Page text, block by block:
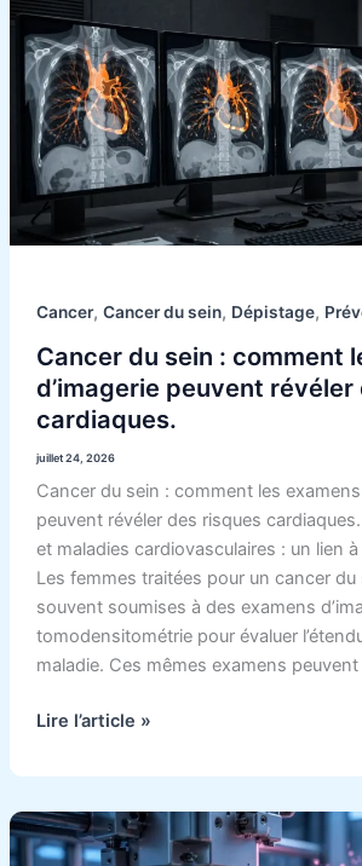
Cancer, Cancer du sein, Dépistage,
Cancer du sein : comment
d’imagerie peuvent
cardiaques.
juillet 24, 2026
Cancer du sein : comment les examens
peuvent révéler des risques
et maladies cardiovasculaires : un lien
Les femmes traitées pour un cancer
souvent soumises à des examens
tomodensitométrie pour évaluer
maladie. Ces mêmes examens
du
sein
:
comment
les
examens
d’imagerie
peuvent
révéler
risques
Lire l’article »
Cancer
du